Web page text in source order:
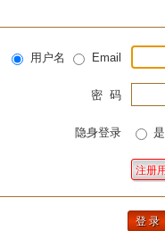
用户名 Email
密 码
隐身登录 是